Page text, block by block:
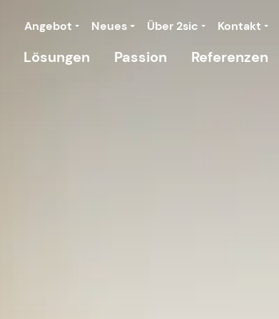
Angebot Neues Über 2sic Kontakt
Lösungen Passion Referenzen